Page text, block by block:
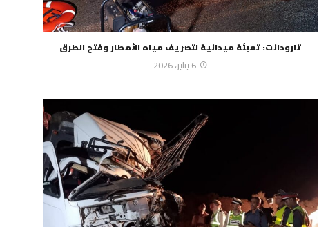
تارودانت: تعبئة ميدانية لتصريف مياه الأمطار وفتح الطرق
6 يناير، 2026